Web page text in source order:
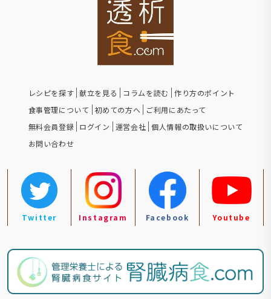
レシピを探す 献立を見る コラムを読む
作り方のポイント
食事管理について
初めての方へ
ご利用にあたって
無料会員登録 ログイン 運営会社 個人情報の取扱いについて
お問い合わせ
Twitter Instagram Facebook Youtube